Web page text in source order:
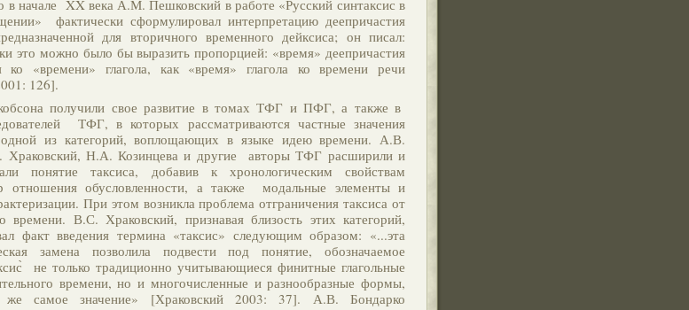
в начале XX века А.М. Пешковский в работе «Русский синтаксис в
фактически сформулировал интерпретацию деепричастия
для вторичного временного дейксиса; он писал:
это можно было бы выразить пропорцией: «время» деепричастия
ко «времени» глагола, как «время» глагола ко времени речи
126].
получили свое развитие в томах ТФГ и ПФГ, а также в
ТФГ, в которых рассматриваются частные значения
из категорий, воплощающих в языке идею времени. А.В.
Храковский, Н.А. Козинцева и другие авторы ТФГ расширили и
понятие таксиса, добавив к хронологическим свойствам
отношения обусловленности, а также модальные элементы и
При этом возникла проблема отграничения таксиса от
времени. В.С. Храковский, признавая близость этих категорий,
факт введения термина «таксис» следующим образом: «...эта
замена позволила подвести под понятие, обозначаемое
не только традиционно учитывающиеся финитные глагольные
времени, но и многочисленные и разнообразные формы,
самое значение» [Храковский 2003: 37]. А.В. Бондарко